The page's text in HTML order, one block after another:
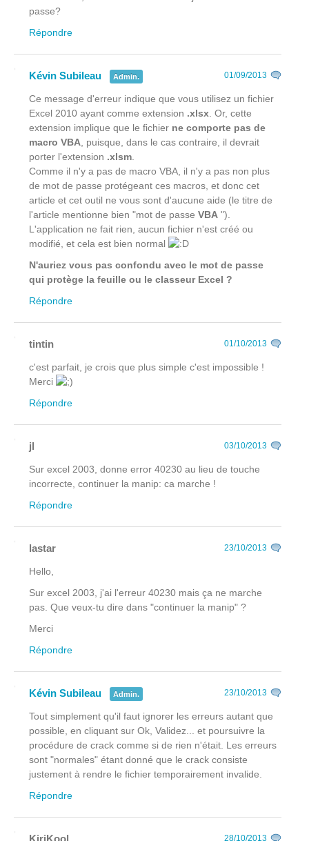
passe?
Répondre
Kévin Subileau Admin. 01/09/2013
Ce message d'erreur indique que vous utilisez un fichier
Excel 2010 ayant comme extension .xlsx . Or, cette
extension implique que le fichier ne comporte pas de
macro VBA , puisque, dans le cas contraire, il devrait
porter l'extension .xlsm
Comme il n'y a pas de macro VBA, il n'y a pas non plus
de mot de passe protégeant ces macros, et donc cet
article et cet outil ne vous sont d'aucune aide (le titre de
l'article mentionne bien "mot de passe VBA ").
L'application ne fait rien, aucun fichier n'est créé ou
modifié, et cela est bien normal
N'auriez vous pas confondu avec le mot de passe
qui protège la feuille ou le classeur Excel ?
Répondre
tintin 01/10/2013
c'est parfait, je crois que plus simple c'est impossible !
Merci
Répondre
jl 03/10/2013
Sur excel 2003, donne error 40230 au lieu de touche
incorrecte, continuer la manip: ca marche !
Répondre
lastar 23/10/2013
Hello,
Sur excel 2003, j'ai l'erreur 40230 mais ça ne marche
pas. Que veux-tu dire dans "continuer la manip" ?
Merci
Répondre
Kévin Subileau Admin. 23/10/2013
Tout simplement qu'il faut ignorer les erreurs autant que
possible, en cliquant sur Ok, Validez... et poursuivre la
procédure de crack comme si de rien n'était. Les erreurs
sont "normales" étant donné que le crack consiste
justement à rendre le fichier temporairement invalide.
Répondre
KiriKool 28/10/2013